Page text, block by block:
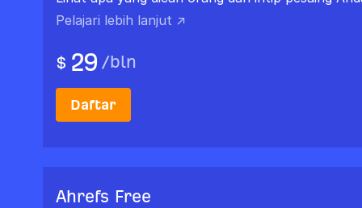
Pelajari lebih lanjut ↗
$ 29 /bln
Daftar
Ahrefs Free